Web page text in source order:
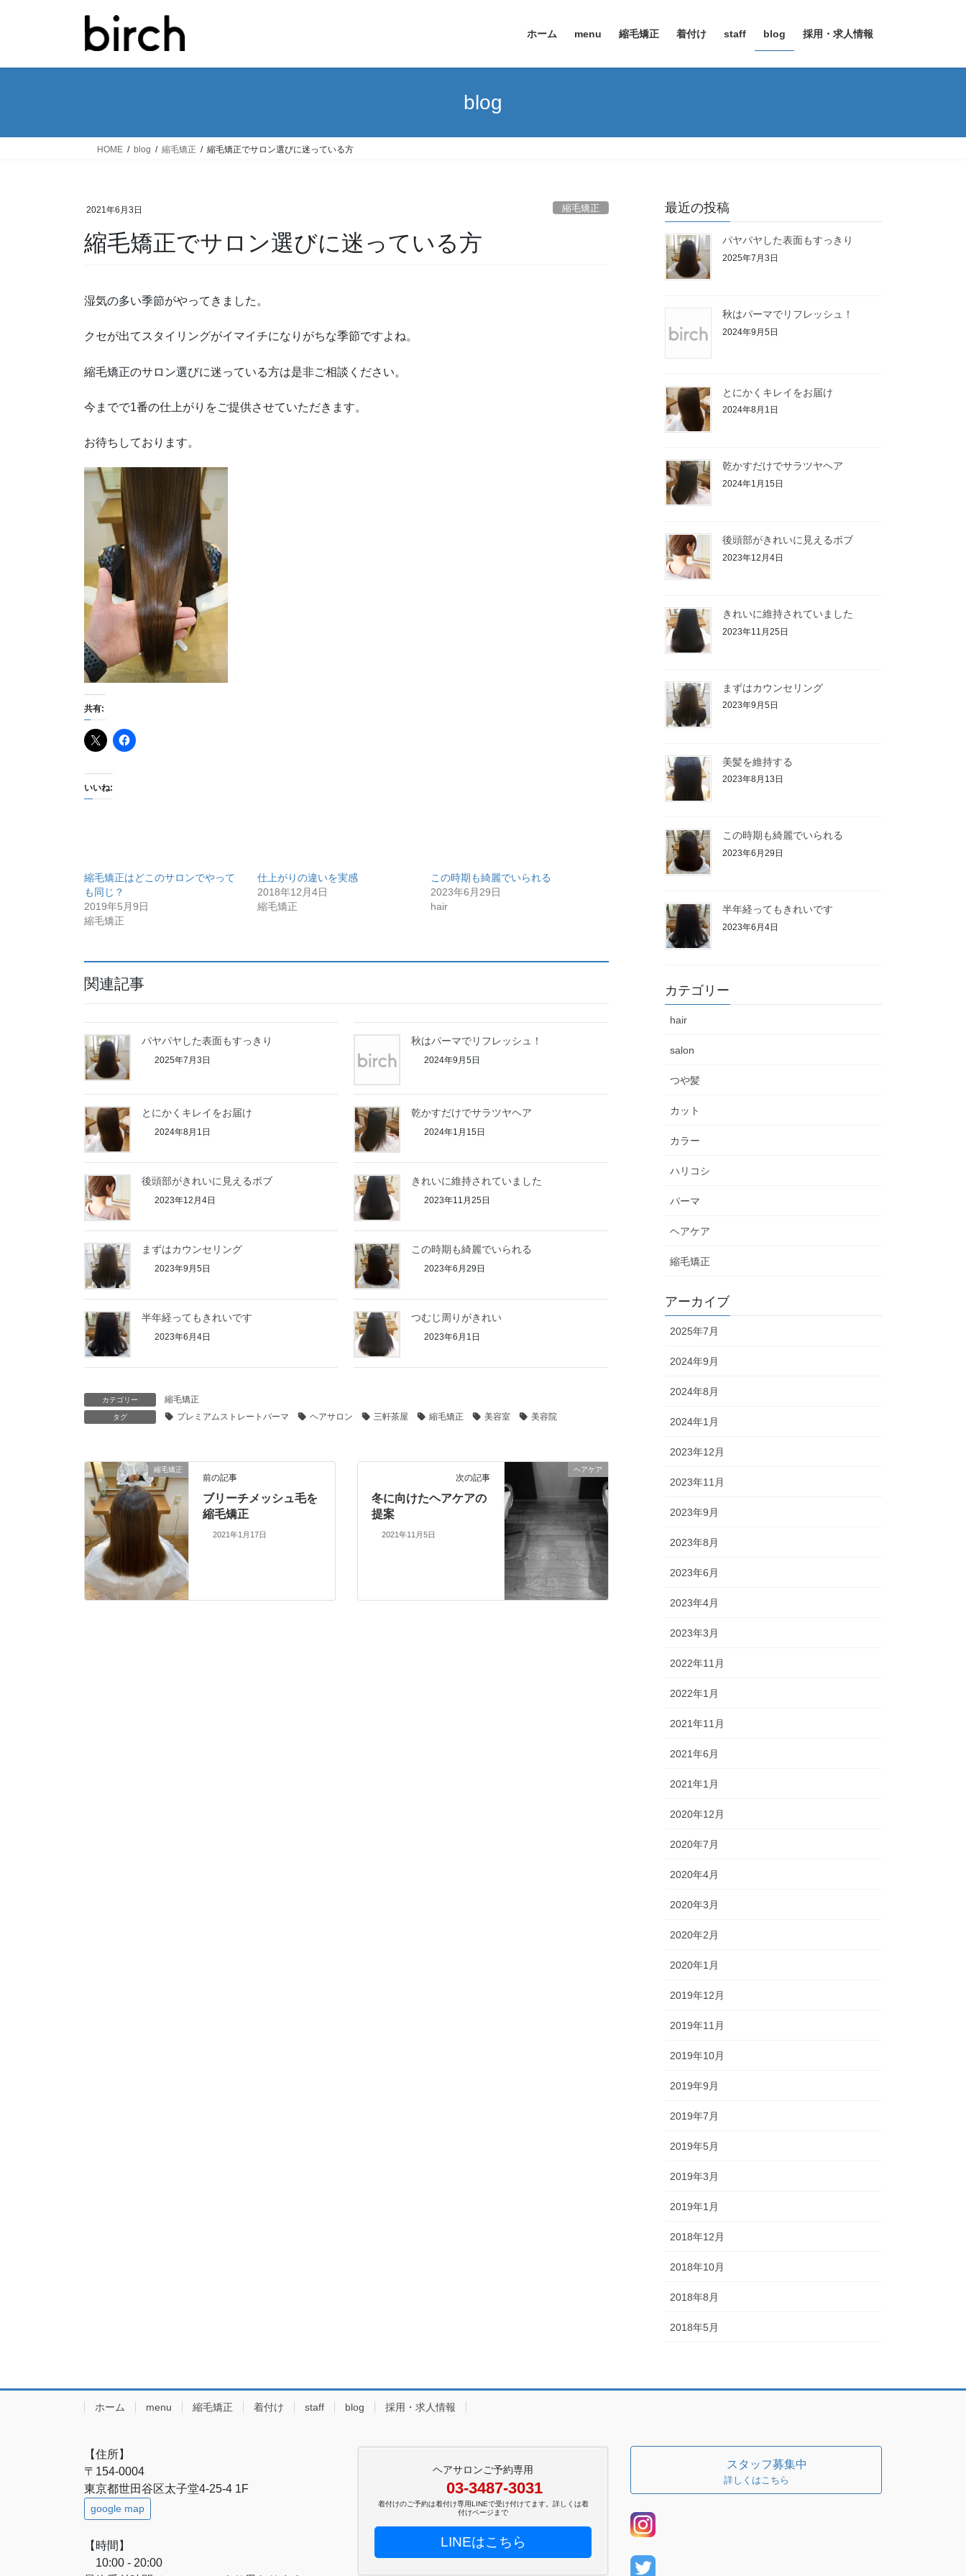
ホーム menu 縮毛矯正 着付け staff blog 採用・求人情報
blog
HOME blog 縮毛矯正 縮毛矯正でサロン選びに迷っている方
2021年6月3日 縮毛矯正
縮毛矯正でサロン選びに迷っている方
湿気の多い季節がやってきました。
クセが出てスタイリングがイマイチになりがちな季節ですよね。
縮毛矯正のサロン選びに迷っている方は是非ご相談ください。
今までで1番の仕上がりをご提供させていただきます。
お待ちしております。
共有:
いいね:
縮毛矯正はどこのサロンでやって
も同じ？
2019年5月9日
縮毛矯正
仕上がりの違いを実感
2018年12月4日
縮毛矯正
この時期も綺麗でいられる
2023年6月29日
hair
関連記事
パヤパヤした表面もすっきり
2025年7月3日
秋はパーマでリフレッシュ！
2024年9月5日
とにかくキレイをお届け
2024年8月1日
乾かすだけでサラツヤヘア
2024年1月15日
後頭部がきれいに見えるボブ
2023年12月4日
きれいに維持されていました
2023年11月25日
まずはカウンセリング
2023年9月5日
この時期も綺麗でいられる
2023年6月29日
半年経ってもきれいです
2023年6月4日
つむじ周りがきれい
2023年6月1日
カテゴリー 縮毛矯正
タグ プレミアムストレートパーマ ヘアサロン 三軒茶屋 縮毛矯正 美容室 美容院
縮毛矯正
前の記事
ブリーチメッシュ毛を
縮毛矯正
2021年1月17日
ヘアケア
次の記事
冬に向けたヘアケアの
提案
2021年11月5日
最近の投稿
パヤパヤした表面もすっきり
2025年7月3日
秋はパーマでリフレッシュ！
2024年9月5日
とにかくキレイをお届け
2024年8月1日
乾かすだけでサラツヤヘア
2024年1月15日
後頭部がきれいに見えるボブ
2023年12月4日
きれいに維持されていました
2023年11月25日
まずはカウンセリング
2023年9月5日
美髪を維持する
2023年8月13日
この時期も綺麗でいられる
2023年6月29日
半年経ってもきれいです
2023年6月4日
カテゴリー
hair
salon
つや髪
カット
カラー
ハリコシ
パーマ
ヘアケア
縮毛矯正
アーカイブ
2025年7月
2024年9月
2024年8月
2024年1月
2023年12月
2023年11月
2023年9月
2023年8月
2023年6月
2023年4月
2023年3月
2022年11月
2022年1月
2021年11月
2021年6月
2021年1月
2020年12月
2020年7月
2020年4月
2020年3月
2020年2月
2020年1月
2019年12月
2019年11月
2019年10月
2019年9月
2019年7月
2019年5月
2019年3月
2019年1月
2018年12月
2018年10月
2018年8月
2018年5月
ホーム menu 縮毛矯正 着付け staff blog 採用・求人情報
【住所】
〒154-0004
東京都世田谷区太子堂4-25-4 1F
google map
【時間】
10:00 - 20:00
ヘアサロンご予約専用
03-3487-3031
着付けのご予約は着付け専用LINEで受け付けてます。詳しくは着
付けページまで
LINEはこちら
スタッフ募集中
詳しくはこちら